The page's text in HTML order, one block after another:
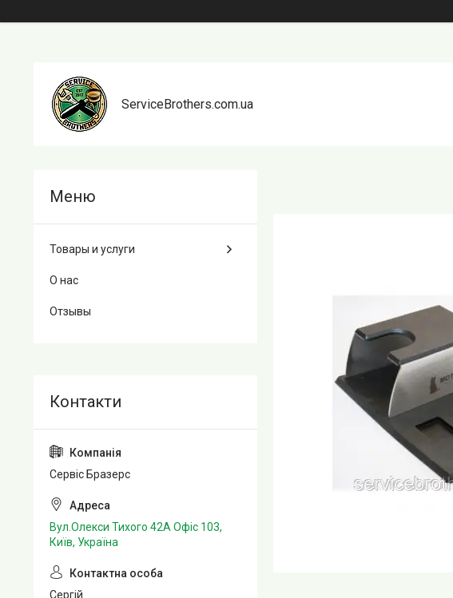
ServiceBrothers.com.ua
Товары и услуги
О нас
Отзывы
Сервіс Бразерс
Вул.Олекси Тихого 42А Офіс 103,
Київ, Україна
Сергій